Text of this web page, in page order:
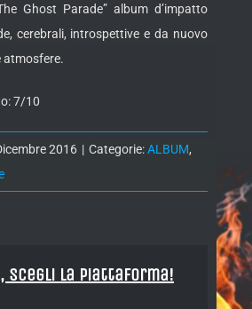
Ghost Parade” album d’impatto
cerebrali, introspettive e da nuovo
atmosfere.
7/10
2016 | Categorie:ALBUM,
Scegli la piattaforma!